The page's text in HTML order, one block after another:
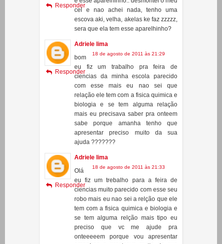
Adriele lima
18 de agosto de 2011 às 21:29
eu fiz um trabalho pra feira de
ciencias da minha escola parecido
com esse mais eu nao sei que
biologia e se tem alguma relação
mais eu precisava saber pra onteem
sabe porque amanha tenho que
apresentar preciso muito da sua
ajuda ???????
Responder
Adriele lima
18 de agosto de 2011 às 21:33
Olá
eu fiz um trebalho para a feira de
ciencias muito parecido com esse seu
robo mais eu nao sei a relção que ele
se tem alguma relção mais tipo eu
preciso que vc me ajude pra
onteeeeem porque vou apresentar
amanhaa e precisava muito da sua
ajudaa ??????
Responder
Vinicius